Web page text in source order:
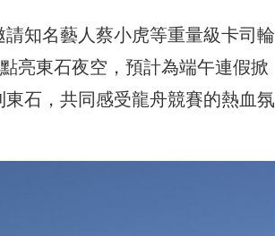
知名藝人蔡小虎等重量級卡司輪
亮東石夜空，預計為端午連假掀
石，共同感受龍舟競賽的熱血氛